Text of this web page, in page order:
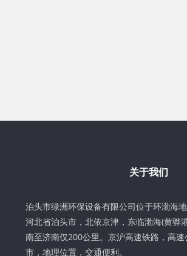
关于我们
泊头市绿洲环保设备有限公司位于环渤海
河北省泊头市，北依京津，东临渤海(黄骅
南至济南仅200公里。京沪高速铁路，高
市，地理位置，交通便利。